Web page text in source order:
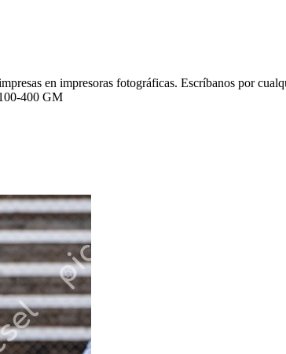
en impresoras fotográficas. Escríbanos por
400 GM